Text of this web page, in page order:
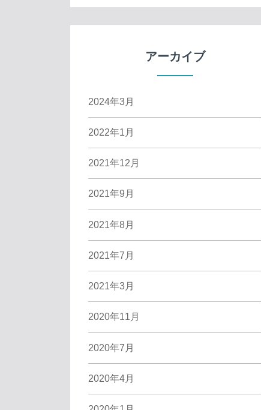
アーカイブ
2024年3月
2022年1月
2021年12月
2021年9月
2021年8月
2021年7月
2021年3月
2020年11月
2020年7月
2020年4月